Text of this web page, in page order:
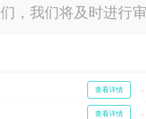
们，我们将及时进行
查看详情
查看详情